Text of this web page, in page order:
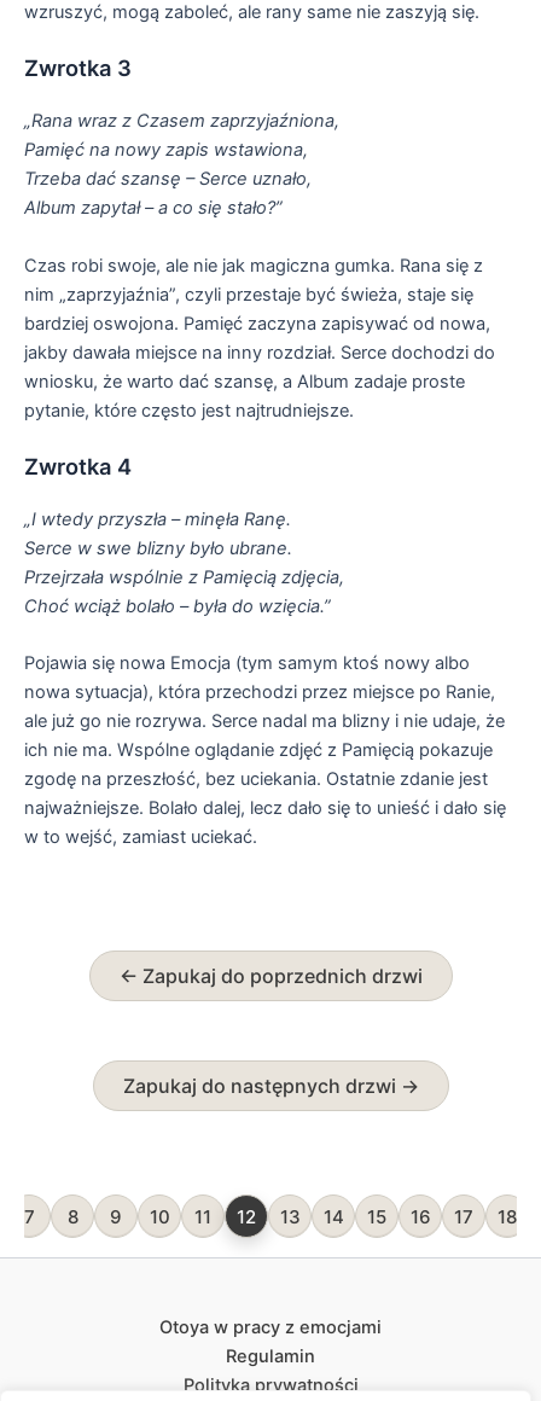
wzruszyć, mogą zaboleć, ale rany same nie zaszyją się.
Zwrotka 3
„Rana wraz z Czasem zaprzyjaźniona,
Pamięć na nowy zapis wstawiona,
Trzeba dać szansę – Serce uznało,
Album zapytał – a co się stało?”
Czas robi swoje, ale nie jak magiczna gumka. Rana się z
nim „zaprzyjaźnia”, czyli przestaje być świeża, staje się
bardziej oswojona. Pamięć zaczyna zapisywać od nowa,
jakby dawała miejsce na inny rozdział. Serce dochodzi do
wniosku, że warto dać szansę, a Album zadaje proste
pytanie, które często jest najtrudniejsze.
Zwrotka 4
„I wtedy przyszła – minęła Ranę.
Serce w swe blizny było ubrane.
Przejrzała wspólnie z Pamięcią zdjęcia,
Choć wciąż bolało – była do wzięcia.”
Pojawia się nowa Emocja (tym samym ktoś nowy albo
nowa sytuacja), która przechodzi przez miejsce po Ranie,
ale już go nie rozrywa. Serce nadal ma blizny i nie udaje, że
ich nie ma. Wspólne oglądanie zdjęć z Pamięcią pokazuje
zgodę na przeszłość, bez uciekania. Ostatnie zdanie jest
najważniejsze. Bolało dalej, lecz dało się to unieść i dało się
w to wejść, zamiast uciekać.
← Zapukaj do poprzednich drzwi
Zapukaj do następnych drzwi →
7 8 9 10 11 12 13 14 15 16 17 18
Otoya w pracy z emocjami
Regulamin
Polityka prywatności